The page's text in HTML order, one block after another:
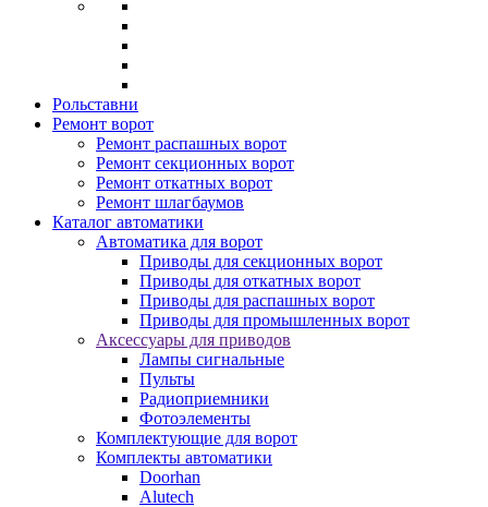
Рольставни
Ремонт ворот
Ремонт распашных ворот
Ремонт секционных ворот
Ремонт откатных ворот
Ремонт шлагбаумов
Каталог автоматики
Автоматика для ворот
Приводы для секционных ворот
Приводы для откатных ворот
Приводы для распашных ворот
Приводы для промышленных ворот
Аксессуары для приводов
Лампы сигнальные
Пульты
Радиоприемники
Фотоэлементы
Комплектующие для ворот
Комплекты автоматики
Doorhan
Alutech